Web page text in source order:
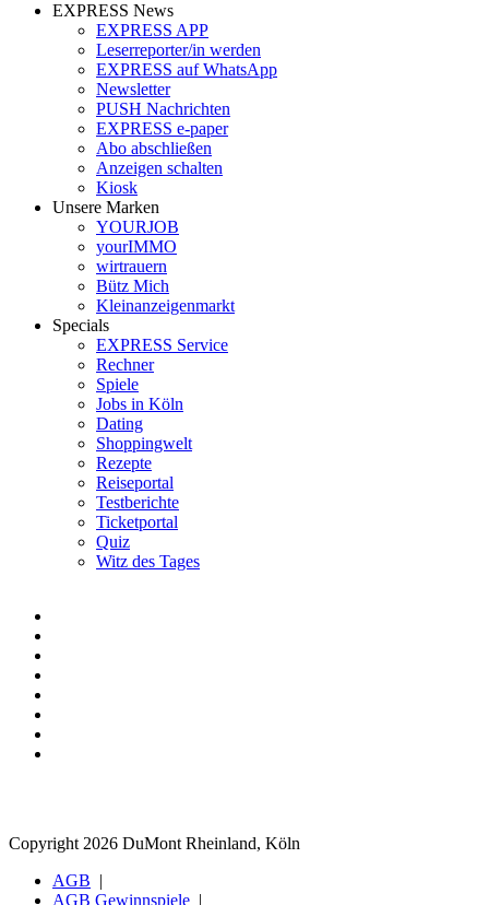
EXPRESS News
EXPRESS APP
Leserreporter/in werden
EXPRESS auf WhatsApp
Newsletter
PUSH Nachrichten
EXPRESS e-paper
Abo abschließen
Anzeigen schalten
Kiosk
Unsere Marken
YOURJOB
yourIMMO
wirtrauern
Bütz Mich
Kleinanzeigenmarkt
Specials
EXPRESS Service
Rechner
Spiele
Jobs in Köln
Dating
Shoppingwelt
Rezepte
Reiseportal
Testberichte
Ticketportal
Quiz
Witz des Tages
Copyright 2026 DuMont Rheinland, Köln
AGB
AGB Gewinnspiele